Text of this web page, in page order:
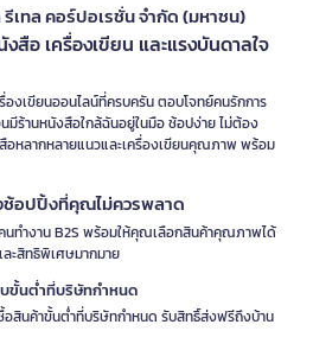
รีเทล คอร์ปอเรชั่น จำกัด (มหาชน)
สือ เครื่องเขียน และแรงบันดาลใจ
องเขียนออนไลน์ที่ครบครัน ตอบโจทย์คนรักการ
มีร้านหนังสือใกล้ฉันอยู่ในมือ ช้อปง่าย ไม่ต้อง
อหลากหลายแนวและเครื่องเขียนคุณภาพ พร้อม
ช้อปปิ้งที่คุณไม่ควรพลาด
นทำงาน B2S พร้อมให้คุณเลือกสินค้าคุณภาพได้
ะสิทธิพิเศษมากมาย
ขั้นต่ำที่บริษัทกำหนด
สินค้าขั้นต่ำที่บริษัทกำหนด รับสิทธิ์ส่งฟรีถึงบ้าน